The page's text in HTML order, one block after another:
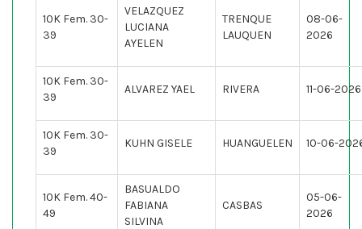
10K Fem. 30-
39
VELAZQUEZ
LUCIANA
AYELEN
TRENQUE
LAUQUEN
08-06-
2026
10K Fem. 30-
39
ALVAREZ YAEL RIVERA 11-06-2026
10K Fem. 30-
39
KUHN GISELE HUANGUELEN 10-06-
10K Fem. 40-
49
BASUALDO
FABIANA
SILVINA
CASBAS
05-06-
2026